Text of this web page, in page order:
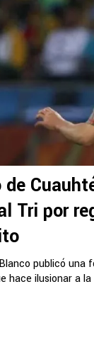
de
Tri por
publicó una
hace ilusionar a